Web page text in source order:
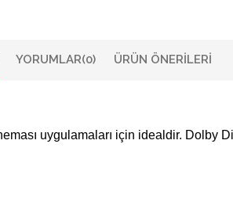
YORUMLAR(0) ÜRÜN ÖNERILERI
uygulamaları için idealdir. Dolby